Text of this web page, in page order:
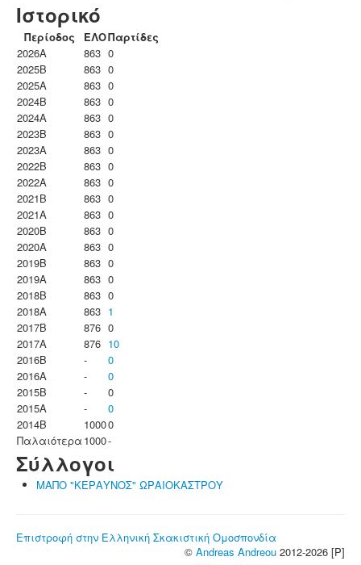
Ιστορικό
Περίοδος ΕΛΟΠαρτίδες
2026A
863 0
2025B
863 0
2025A
863 0
2024B
863 0
2024A
863 0
2023B
863 0
2023Α
863 0
2022B
863 0
2022A
863 0
2021B
863 0
2021A
863 0
2020B
863 0
2020A
863 0
2019B
863 0
2019A
863 0
2018B
863 0
2018A
863 1
2017B
876 0
2017A
876 10
2016B
-
0
2016A
-
0
2015B
-
0
2015A
-
0
2014B
10000
Παλαιότερα 1000-
Σύλλογοι
ΜΑΠΟ "ΚΕΡΑΥΝΟΣ" ΩΡΑΙΟΚΑΣΤΡΟΥ
Επιστροφή στην Ελληνική Σκακιστική Ομοσπονδία
© Andreas Andreou 2012-2026 [P]